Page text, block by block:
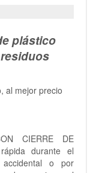
plástico
al mejor precio
CIERRE DE
durante el
o por